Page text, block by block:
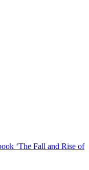
‘The Fall and Rise of